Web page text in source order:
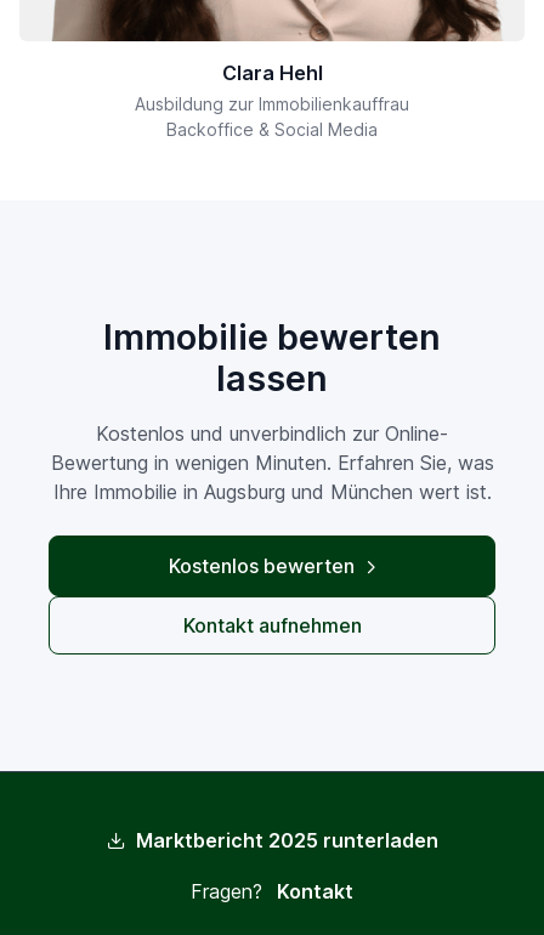
Clara Hehl
Ausbildung zur Immobilienkauffrau
Backoffice & Social Media
Immobilie bewerten
lassen
Kostenlos und unverbindlich zur Online-
Bewertung in wenigen Minuten. Erfahren Sie, was
Ihre Immobilie in Augsburg und München wert ist.
Kostenlos bewerten
Kontakt aufnehmen
Marktbericht 2025 runterladen
Fragen? Kontakt